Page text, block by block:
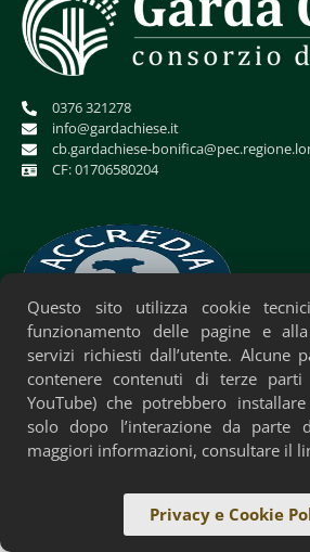
0376 321278
info@gardachiese.it
cb.gardachiese-
CF: 01706580204
Privacy Policy Cookie Policy
Questo sito utilizza cookie
funzionamento delle pagine e
servizi richiesti dall’utente. Alcune
contenere contenuti di terze
YouTube) che potrebbero
solo dopo l’interazione da parte
maggiori informazioni, consultare il
Privacy e Cookie